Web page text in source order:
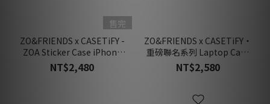
售完
ZO&FRIENDS x CASETiFY -
ZOA Sticker Case iPhone
強悍防摔保護殼
NT$2,480
ZO&FRIENDS x CASETiFY・
重磅聯名系列 Laptop Case
強悍防摔筆電殼
NT$2,580